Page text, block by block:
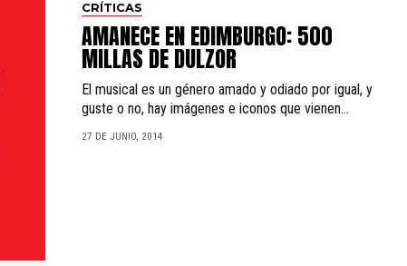
CRÍTICAS
AMANECE EN EDIMBURGO: 500
MILLAS DE DULZOR
El musical es un género amado y odiado por igual, y
guste o no, hay imágenes e iconos que vienen...
27 DE JUNIO, 2014